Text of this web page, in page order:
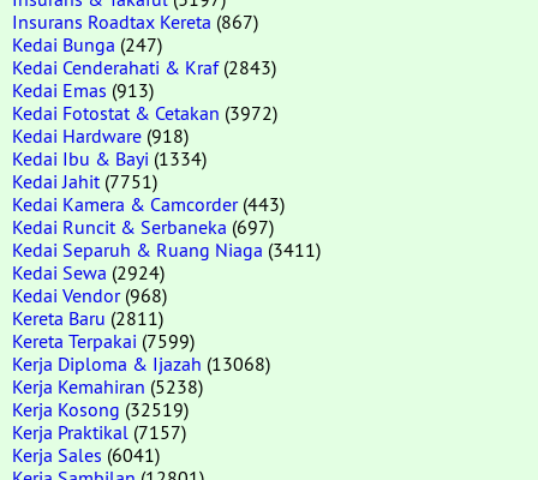
Insurans Roadtax Kereta (867)
Kedai Bunga (247)
Kedai Cenderahati & Kraf(2843)
Kedai Emas (913)
Kedai Fotostat & Cetakan (3972)
Kedai Hardware (918)
Kedai Ibu & Bayi (1334)
Kedai Jahit (7751)
Kedai Kamera & Camcorder(443)
Kedai Runcit & Serbaneka (697)
Kedai Separuh & Ruang Niaga (3411)
Kedai Sewa (2924)
Kedai Vendor(968)
Kereta Baru (2811)
Kereta Terpakai (7599)
Kerja Diploma & Ijazah (13068)
Kerja Kemahiran (5238)
Kerja Kosong (32519)
Kerja Praktikal (7157)
Kerja Sales (6041)